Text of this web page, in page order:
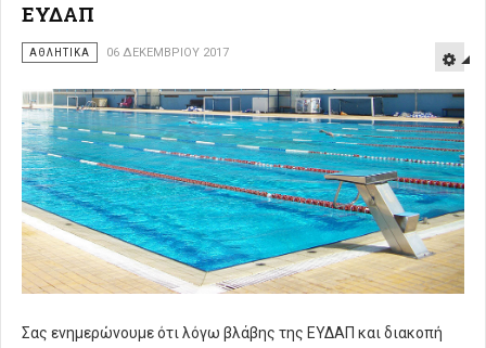
ΕΥΔΑΠ
ΑΘΛΗΤΙΚΑ 06 ΔΕΚΕΜΒΡΊΟΥ 2017
Σας ενημερώνουμε ότι λόγω βλάβης της ΕΥΔΑΠ και διακοπή